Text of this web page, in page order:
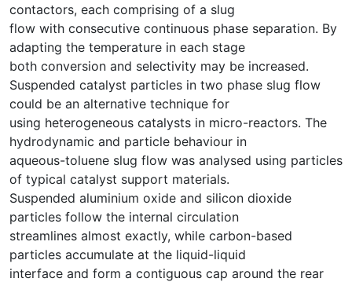
contactors, each comprising of a slug
flow with consecutive continuous phase separation. By
adapting the temperature in each stage
both conversion and selectivity may be increased.
Suspended catalyst particles in two phase slug flow
could be an alternative technique for
using heterogeneous catalysts in micro-reactors. The
hydrodynamic and particle behaviour in
aqueous-toluene slug flow was analysed using particles
of typical catalyst support materials.
Suspended aluminium oxide and silicon dioxide
particles follow the internal circulation
streamlines almost exactly, while carbon-based
particles accumulate at the liquid-liquid
interface and form a contiguous cap around the rear